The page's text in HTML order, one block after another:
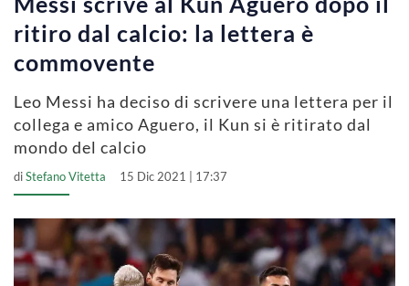
ritiro dal calcio: la lettera è
commovente
Leo Messi ha deciso di scrivere una lettera per il
collega e amico Aguero, il Kun si è ritirato dal
mondo del calcio
diStefano Vitetta 15 Dic 2021 | 17:37